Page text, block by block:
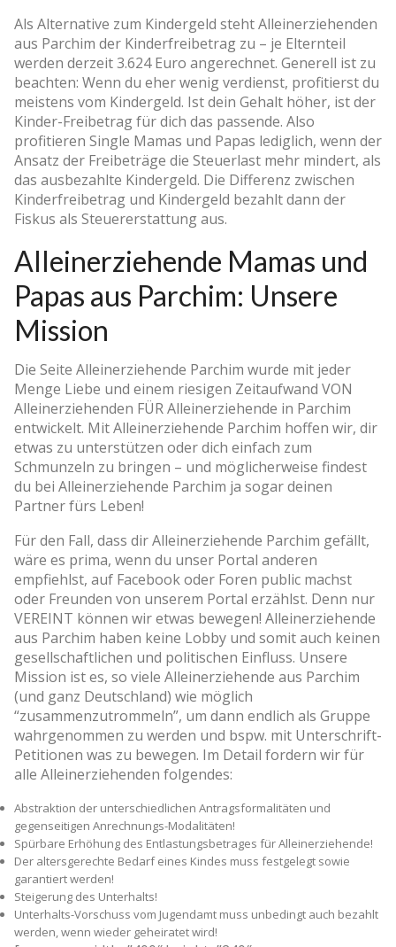
Als Alternative zum Kindergeld steht Alleinerziehenden
aus Parchim der Kinderfreibetrag zu – je Elternteil
werden derzeit 3.624 Euro angerechnet. Generell ist zu
beachten: Wenn du eher wenig verdienst, profitierst du
meistens vom Kindergeld. Ist dein Gehalt höher, ist der
Kinder-Freibetrag für dich das passende. Also
profitieren Single Mamas und Papas lediglich, wenn der
Ansatz der Freibeträge die Steuerlast mehr mindert, als
das ausbezahlte Kindergeld. Die Differenz zwischen
Kinderfreibetrag und Kindergeld bezahlt dann der
Fiskus als Steuererstattung aus.
Alleinerziehende Mamas und
Papas aus Parchim: Unsere
Mission
Die Seite Alleinerziehende Parchim wurde mit jeder
Menge Liebe und einem riesigen Zeitaufwand VON
Alleinerziehenden FÜR Alleinerziehende in Parchim
entwickelt. Mit Alleinerziehende Parchim hoffen wir, dir
etwas zu unterstützen oder dich einfach zum
Schmunzeln zu bringen – und möglicherweise findest
du bei Alleinerziehende Parchim ja sogar deinen
Partner fürs Leben!
Für den Fall, dass dir Alleinerziehende Parchim gefällt,
wäre es prima, wenn du unser Portal anderen
empfiehlst, auf Facebook oder Foren public machst
oder Freunden von unserem Portal erzählst. Denn nur
VEREINT können wir etwas bewegen! Alleinerziehende
aus Parchim haben keine Lobby und somit auch keinen
gesellschaftlichen und politischen Einfluss. Unsere
Mission ist es, so viele Alleinerziehende aus Parchim
(und ganz Deutschland) wie möglich
“zusammenzutrommeln”, um dann endlich als Gruppe
wahrgenommen zu werden und bspw. mit Unterschrift-
Petitionen was zu bewegen. Im Detail fordern wir für
alle Alleinerziehenden folgendes:
Abstraktion der unterschiedlichen Antragsformalitäten und
gegenseitigen Anrechnungs-Modalitäten!
Spürbare Erhöhung des Entlastungsbetrages für Alleinerziehende!
Der altersgerechte Bedarf eines Kindes muss festgelegt sowie
garantiert werden!
Steigerung des Unterhalts!
Unterhalts-Vorschuss vom Jugendamt muss unbedingt auch bezahlt
werden, wenn wieder geheiratet wird!